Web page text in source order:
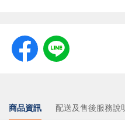
商品資訊 配送及售後服務說